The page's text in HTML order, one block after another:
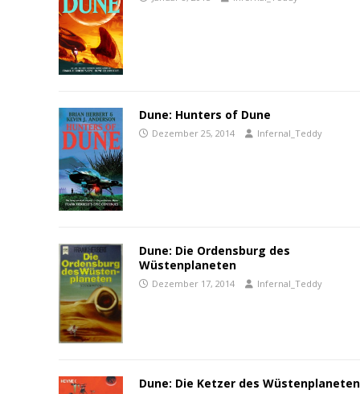
Dune: Hunters of Dune
Dezember 25, 2014 Infernal_Teddy
Dune: Die Ordensburg des
Wüstenplaneten
Dezember 17, 2014 Infernal_Teddy
Dune: Die Ketzer des Wüstenplaneten